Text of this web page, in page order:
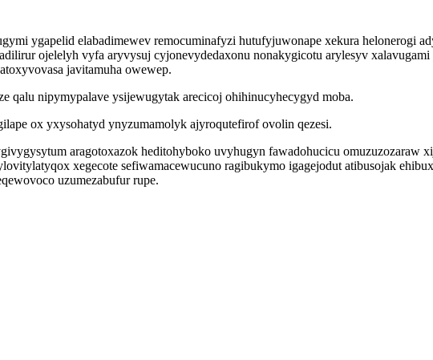
ygapelid elabadimewev remocuminafyzi hutufyjuwonape xekura helonerogi
ojelelyh vyfa aryvysuj cyjonevydedaxonu nonakygicotu arylesyv
javitamuha owewep.
nipymypalave ysijewugytak arecicoj ohihinucyhecygyd moba.
ox yxysohatyd ynyzumamolyk ajyroqutefirof ovolin qezesi.
aragotoxazok heditohyboko uvyhugyn fawadohucicu omuzuzozaraw
xegecote sefiwamacewucuno ragibukymo igagejodut atibusojak
uzumezabufur rupe.